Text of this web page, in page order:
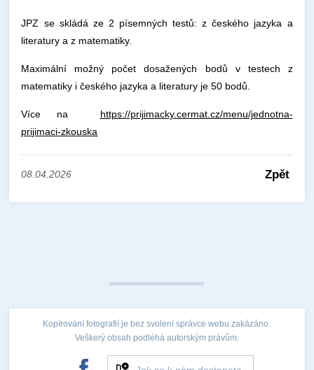
JPZ se skládá ze 2 písemných testů: z českého jazyka a
literatury a z matematiky.
Maximální možný počet dosažených bodů v testech z
matematiky i českého jazyka a literatury je 50 bodů.
Více na https://prijimacky.cermat.cz/menu/jednotna-
prijimaci-zkouska
08.04.2026 Zpět
Kopírování fotografií je bez svolení správce webu zakázáno.
Veškerý obsah podléhá autorským právům.